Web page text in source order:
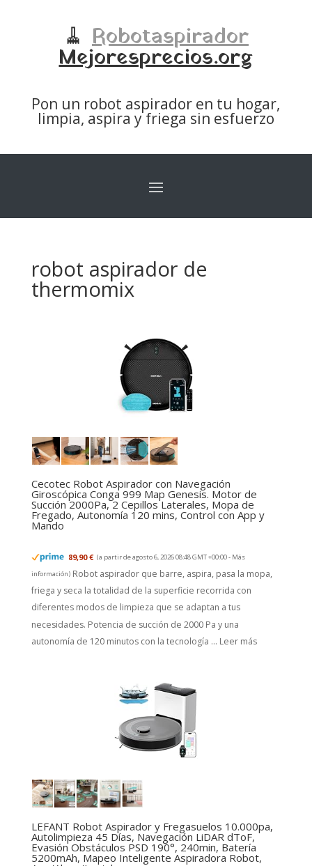
🧹 Robotaspirador
Mejoresprecios.org
Pon un robot aspirador en tu hogar,
limpia, aspira y friega sin esfuerzo
robot aspirador de
thermomix
Cecotec Robot Aspirador con Navegación
Giroscópica Conga 999 Map Genesis. Motor de
Succión 2000Pa, 2 Cepillos Laterales, Mopa de
Fregado, Autonomía 120 mins, Control con App y
Mando
89,90 € (a partir de agosto 6, 2026 08:48 GMT +00:00 - Más
información) Robot aspirador que barre, aspira, pasa la mopa,
friega y seca la totalidad de la superficie recorrida con
diferentes modos de limpieza que se adaptan a tus
necesidades. Potencia de succión de 2000 Pa y una
autonomía de 120 minutos con la tecnología ... Leer más
LEFANT Robot Aspirador y Fregasuelos 10.000pa,
Autolimpieza 45 Días, Navegación LiDAR dToF,
Evasión Obstáculos PSD 190°, 240min, Batería
5200mAh, Mapeo Inteligente Aspiradora Robot,